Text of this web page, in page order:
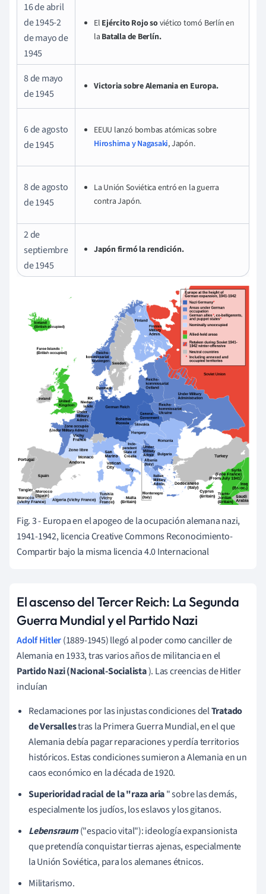
16 de abril
de 1945-2
de mayo de
1945
El Ejército Rojo soviético tomó Berlín en
la Batalla de Berlín.
8 de mayo
de 1945
Victoria sobre Alemania en Europa.
6 de agosto
de 1945
EEUU lanzó bombas atómicas sobre
Hiroshima y Nagasaki, Japón.
8 de agosto
de 1945
La Unión Soviética entró en la guerra
contra Japón.
2 de
septiembre
de 1945
Japón firmó la rendición.
Fig. 3 - Europa en el apogeo de la ocupación alemana nazi,
1941-1942, licencia Creative Commons Reconocimiento-
Compartir bajo la misma licencia 4.0 Internacional
El ascenso del Tercer Reich: La Segunda
Guerra Mundial y el Partido Nazi
Adolf Hitler(1889-1945) llegó al poder como canciller de
Alemania en 1933, tras varios años de militancia en el
Partido Nazi (Nacional-Socialista). Las creencias de Hitler
incluían
Reclamaciones por las injustas condiciones delTratado
deVersallestras la Primera Guerra Mundial, en el que
Alemania debía pagar reparaciones y perdía territorios
históricos. Estas condiciones sumieron a Alemania en un
caos económico en la década de 1920.
Superioridad racial de la "raza aria" sobre las demás,
especialmente los judíos, los eslavos y los gitanos.
Lebensraum("espacio vital"): ideología expansionista
que pretendía conquistar tierras ajenas, especialmente
la Unión Soviética, para los alemanes étnicos.
Militarismo.